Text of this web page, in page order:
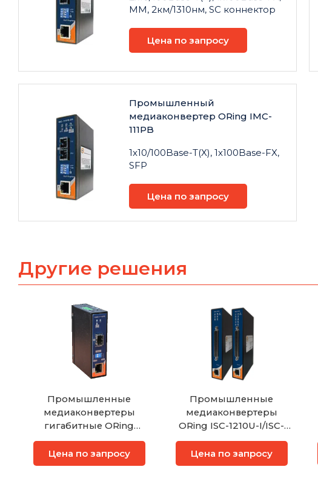
MM, 2км/1310нм, SC коннектор
Цена по запросу
Промышленный
медиаконвертер ORing IMC-
111PB
1x10/100Base-T(X), 1x100Base-FX,
SFP
Цена по запросу
Другие решения
Промышленные
медиаконвертеры
гигабитные ORing
IGMC-111GPB
Цена по запросу
Промышленные
медиаконвертеры
ORing ISC-1210U-I/ISC-
1310U-I
Цена по запросу